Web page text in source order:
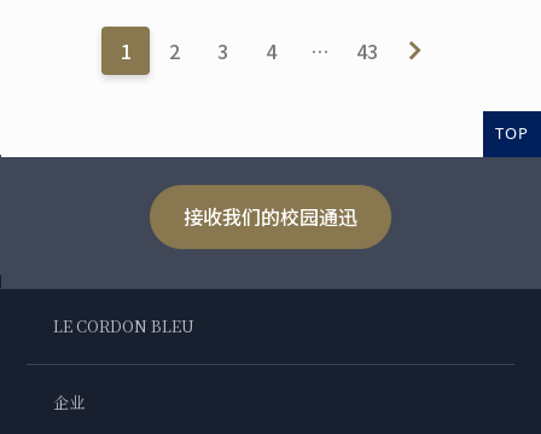
1 2 3 4 … 43
TOP
接收我们的校园通迅
LE CORDON BLEU
企业